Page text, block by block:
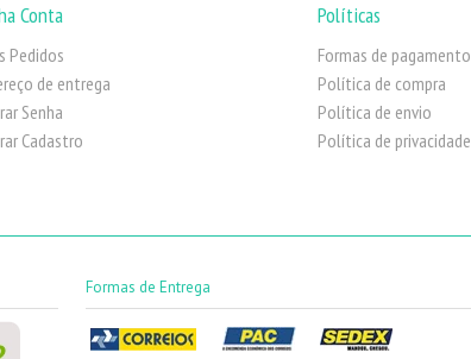
Conta
Pedidos
de entrega
Senha
Cadastro
Políticas
Formas de pagamento
Política de compra
Política de envio
Política de privacidade
Formas de Entrega